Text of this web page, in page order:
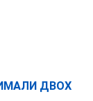
ДВОХ